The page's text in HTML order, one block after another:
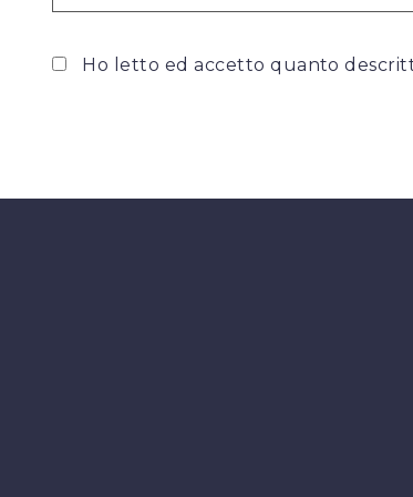
Ho letto ed accetto quanto